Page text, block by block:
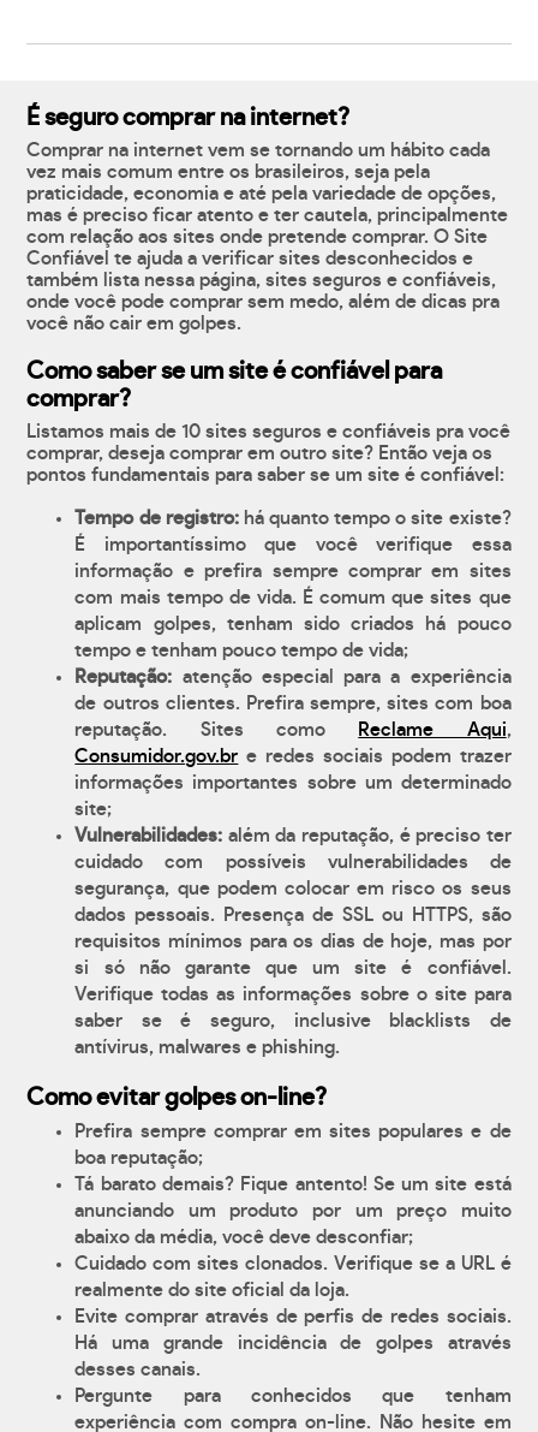
É seguro comprar na internet?
Comprar na internet vem se tornando um hábito cada
vez mais comum entre os brasileiros, seja pela
praticidade, economia e até pela variedade de opções,
mas é preciso ficar atento e ter cautela, principalmente
com relação aos sites onde pretende comprar. O Site
Confiável te ajuda a verificar sites desconhecidos e
também lista nessa página, sites seguros e confiáveis,
onde você pode comprar sem medo, além de dicas pra
você não cair em golpes.
Como saber se um site é confiável para
comprar?
Listamos mais de 10 sites seguros e confiáveis pra você
comprar, deseja comprar em outro site? Então veja os
pontos fundamentais para saber se um site é confiável:
Tempo de registro:há quanto tempo o site existe?
É importantíssimo que você verifique essa
informação e prefira sempre comprar em sites
com mais tempo de vida. É comum que sites que
aplicam golpes, tenham sido criados há pouco
tempo e tenham pouco tempo de vida;
Reputação: atenção especial para a experiência
de outros clientes. Prefira sempre, sites com boa
reputação. Sites como
Reclame Aqui,
Consumidor.gov.br e redes sociais podem trazer
informações importantes sobre um determinado
site;
Vulnerabilidades: além da reputação, é preciso ter
cuidado com possíveis vulnerabilidades de
segurança, que podem colocar em risco os seus
dados pessoais. Presença de SSL ou HTTPS, são
requisitos mínimos para os dias de hoje, mas por
si só não garante que um site é confiável.
Verifique todas as informações sobre o site para
saber se é seguro, inclusive blacklists de
antívirus, malwares e phishing.
Como evitar golpes on-line?
Prefira sempre comprar em sites populares e de
boa reputação;
Tá barato demais? Fique antento! Se um site está
anunciando um produto por um preço muito
abaixo da média, você deve desconfiar;
Cuidado com sites clonados. Verifique se a URL é
realmente do site oficial da loja.
Evite comprar através de perfis de redes sociais.
Há uma grande incidência de golpes através
desses canais.
Pergunte para conhecidos que tenham
experiência com compra on-line. Não hesite em